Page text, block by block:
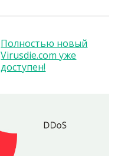
Полностью новый
Virusdie.com уже
доступен!